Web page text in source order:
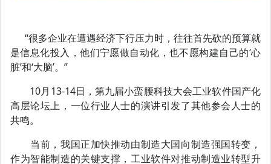
“很多企业在遭遇经济下行压力时，往往首先砍的预算就
是信息化投入，他们宁愿做自动化，也不愿构建自己的‘心
脏’和‘大脑’。”
10月13-14日，第九届小蛮腰科技大会工业软件国产化
高层论坛上，一位行业人士的演讲引发了其他参会人士的
共鸣。
当前，我国正加快推动由制造大国向制造强国转变，
作为智能制造的关键支撑，工业软件对推动制造业转型升